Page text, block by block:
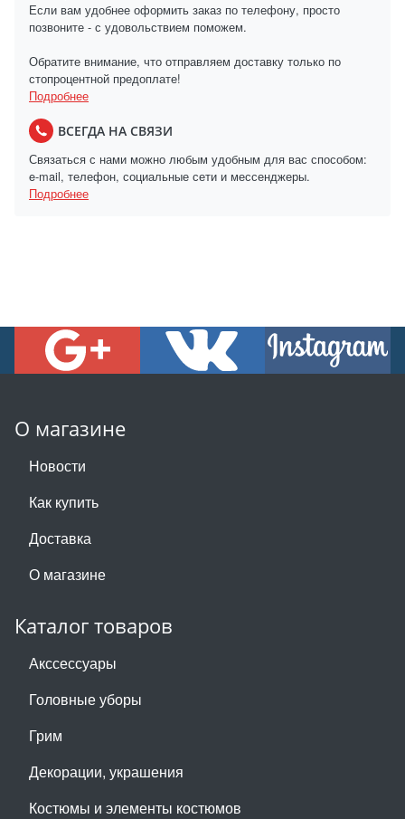
Если вам удобнее оформить заказ по телефону, просто
позвоните - с удовольствием поможем.
Обратите внимание, что отправляем доставку только по
стопроцентной предоплате!
Подробнее
ВСЕГДА НА СВЯЗИ
Связаться с нами можно любым удобным для вас способом:
e-mail, телефон, социальные сети и мессенджеры.
Подробнее
О магазине
Новости
Как купить
Доставка
О магазине
Каталог товаров
Акссессуары
Головные уборы
Грим
Декорации, украшения
Костюмы и элементы костюмов